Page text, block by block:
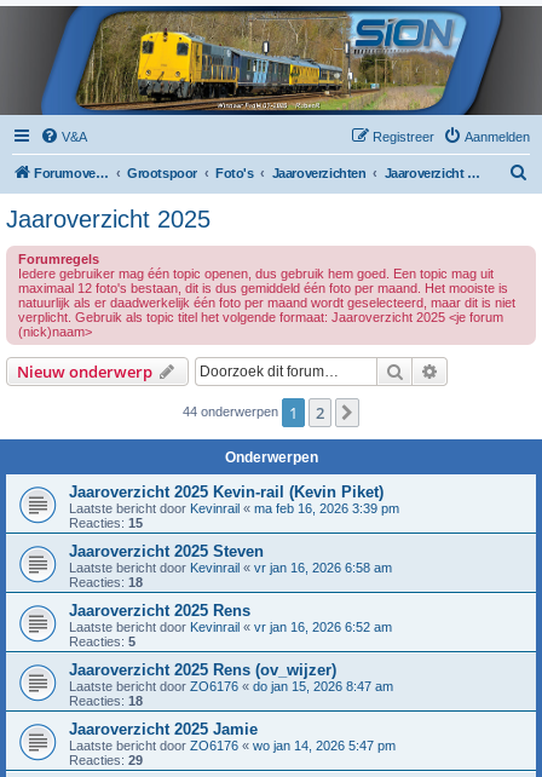
V&A Aanmelden
Registreer
Forumoverzicht Grootspoor Foto's Jaaroverzichten Jaaroverzicht 2025
Jaaroverzicht 2025
Forumregels
Iedere gebruiker mag één topic openen, dus gebruik hem goed. Een topic mag uit
maximaal 12 foto's bestaan, dit is dus gemiddeld één foto per maand. Het mooiste is
natuurlijk als er daadwerkelijk één foto per maand wordt geselecteerd, maar dit is niet
verplicht. Gebruik als topic titel het volgende formaat: Jaaroverzicht 2025 <je forum
(nick)naam>
Nieuw onderwerp Zoek
44 onderwerpen 1 2
Onderwerpen
Jaaroverzicht 2025 Kevin-rail (Kevin Piket)
Laatste bericht door Kevinrail « ma feb 16, 2026 3:39 pm
Reacties: 15
Jaaroverzicht 2025 Steven
Laatste bericht door Kevinrail « vr jan 16, 2026 6:58 am
Reacties: 18
Jaaroverzicht 2025 Rens
Laatste bericht door Kevinrail « vr jan 16, 2026 6:52 am
Reacties: 5
Jaaroverzicht 2025 Rens (ov_wijzer)
Laatste bericht door ZO6176 « do jan 15, 2026 8:47 am
Reacties: 18
Jaaroverzicht 2025 Jamie
Laatste bericht door ZO6176 « wo jan 14, 2026 5:47 pm
Reacties: 29